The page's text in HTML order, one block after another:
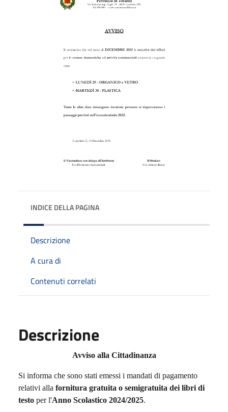
INDICE DELLA PAGINA
Descrizione
A cura di
Contenuti correlati
Descrizione
Avviso alla Cittadinanza
Si informa che sono stati emessi i mandati di pagamento
relativi alla fornitura gratuita o semigratuita dei libri di
testo per l'Anno Scolastico 2024/2025.